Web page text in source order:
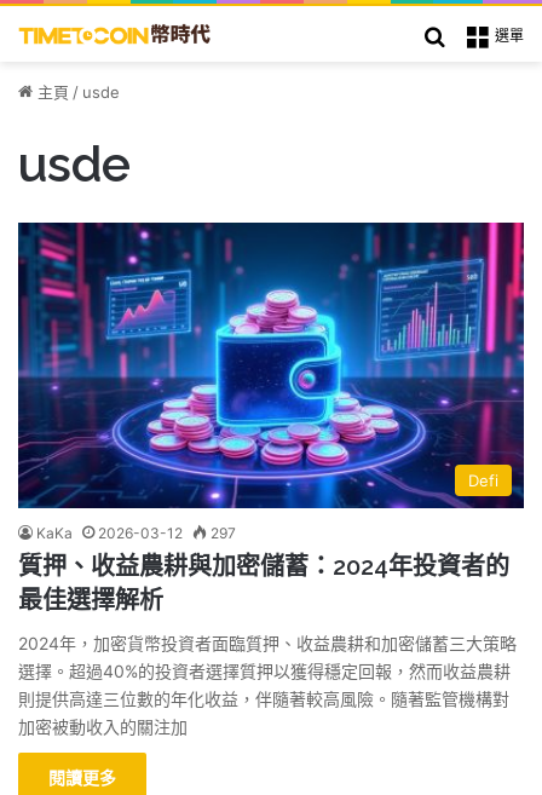
選單
搜索
主頁 / usde
usde
Defi
KaKa 2026-03-12 297
質押、收益農耕與加密儲蓄：2024年投資者的
最佳選擇解析
2024年，加密貨幣投資者面臨質押、收益農耕和加密儲蓄三大策略
選擇。超過40%的投資者選擇質押以獲得穩定回報，然而收益農耕
則提供高達三位數的年化收益，伴隨著較高風險。隨著監管機構對
加密被動收入的關注加
閱讀更多